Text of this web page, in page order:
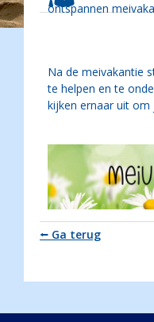
ontspannen
Na de meivakantie
te helpen en te
kijken ernaar uit om
⭠ Ga terug